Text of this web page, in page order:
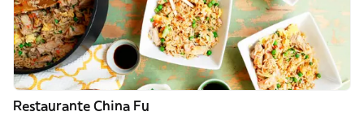
Restaurante China Fu